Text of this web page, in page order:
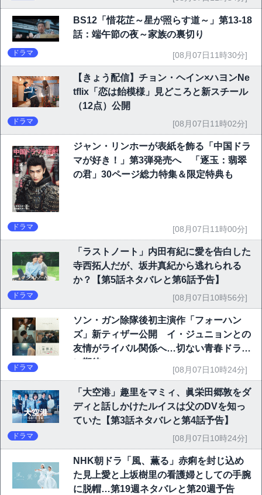
BS12「惜花芷～星が照らす道～」第13-18
話：端午節の夜～家族の裏切り
ドラマ [08月07日11時30分]
【きょう配信】チョン・ヘイン×ハヨンNe
tflix「恋は飴模様」見どころと新スチール
（12点）公開
ドラマ [08月07日11時02分]
ジャン・リンホーが表紙を飾る「中国ドラ
マが好き！」第3弾発売へ 「逐玉：翡翠
の君」30ページ総力特集＆限定特典も
ドラマ [08月07日11時00分]
「ラストノート」内田有紀に愛を告白した
寺西拓人だが、坂井真紀から逃れられる
か？【第5話ネタバレと第6話予告】
ドラマ [08月07日10時56分]
ソン・ガン除隊後初主演作「フォーハン
ズ」新ティザー公開 イ・ジュニョンとの
友情がライバル関係へ…切ない青春ドラマ
に期待
ドラマ [08月07日10時24分]
「大空港」趣里をマミィ、眞栄田郷敦をダ
ディと話しかけたルイスは父のDVを知っ
ていた【第3話ネタバレと第4話予告】
ドラマ [08月07日10時24分]
NHK朝ドラ「風、薫る」赤痢を封じ込め
た見上愛と上坂樹里の看護婦としての手腕
に脱帽…第19週ネタバレと第20週予告